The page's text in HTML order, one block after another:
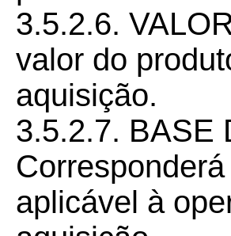
3.5.2.6.
valor do
aquisição.
3.5.2.7. BASE
aplicável à